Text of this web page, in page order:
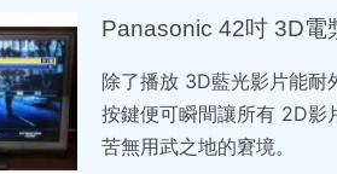
Panasonic 42吋 3D電
除了播放 3D藍光影片能耐
按鍵便可瞬間讓所有 2D影
苦無用武之地的窘境。